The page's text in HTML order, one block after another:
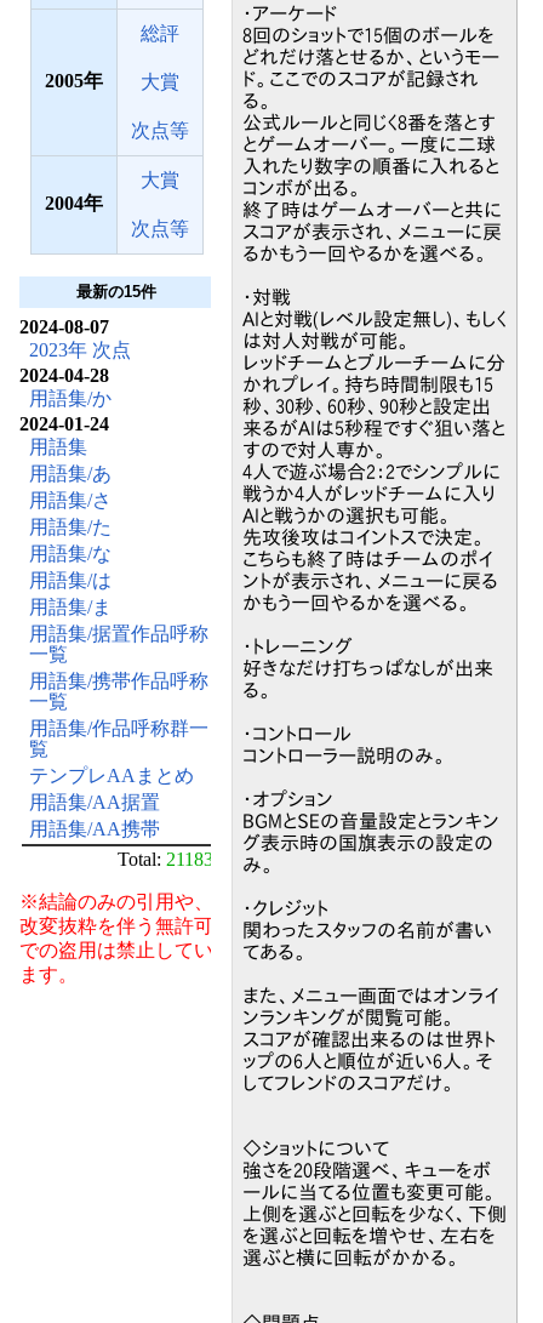
2005
総評
大賞
次点等
2004
大賞
次点等
最新の15件
2024-08-07
2023年 次点
2024-04-28
用語集/か
2024-01-24
用語集
用語集/あ
用語集/さ
用語集/た
用語集/な
用語集/は
用語集/ま
用語集/据置作品呼称
一覧
用語集/携帯作品呼称
一覧
用語集/作品呼称群一
覧
テンプレAAまとめ
用語集/AA据置
用語集/AA携帯
Total: 21183
※結論のみの引用や、
改変抜粋を伴う無許可
での盗用は禁止してい
ます。
・アーケード
8回のショットで15個のボールを
どれだけ落とせるか、というモー
ド。ここでのスコアが記録され
る。
公式ルールと同じく8番を落とす
とゲームオーバー。一度に二球
入れたり数字の順番に入れると
コンボが出る。
終了時はゲームオーバーと共に
スコアが表示され、メニューに戻
るかもう一回やるかを選べる。
・対戦
AIと対戦(レベル設定無し)、もしく
は対人対戦が可能。
レッドチームとブルーチームに分
かれプレイ。持ち時間制限も15
秒、30秒、60秒、90秒と設定出
来るがAIは5秒程ですぐ狙い落と
すので対人専か。
4人で遊ぶ場合2：2でシンプルに
戦うか4人がレッドチームに入り
AIと戦うかの選択も可能。
先攻後攻はコイントスで決定。
こちらも終了時はチームのポイ
ントが表示され、メニューに戻る
かもう一回やるかを選べる。
・トレーニング
好きなだけ打ちっぱなしが出来
る。
・コントロール
コントローラー説明のみ。
・オプション
BGMとSEの音量設定とランキン
グ表示時の国旗表示の設定の
み。
・クレジット
関わったスタッフの名前が書い
てある。
また、メニュー画面ではオンライ
ンランキングが閲覧可能。
スコアが確認出来るのは世界ト
ップの6人と順位が近い6人。そ
してフレンドのスコアだけ。
◇ショットについて
強さを20段階選べ、キューをボ
ールに当てる位置も変更可能。
上側を選ぶと回転を少なく、下側
を選ぶと回転を増やせ、左右を
選ぶと横に回転がかかる。